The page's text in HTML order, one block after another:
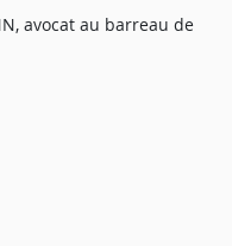
avocat au barreau de